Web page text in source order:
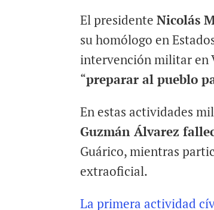
El presidenteNicolás
su homólogo en
intervención militar en
“preparar al pueblo
En estas actividades
Guzmán Álvarez
Guárico, mientras
extraoficial.
La primera actividad